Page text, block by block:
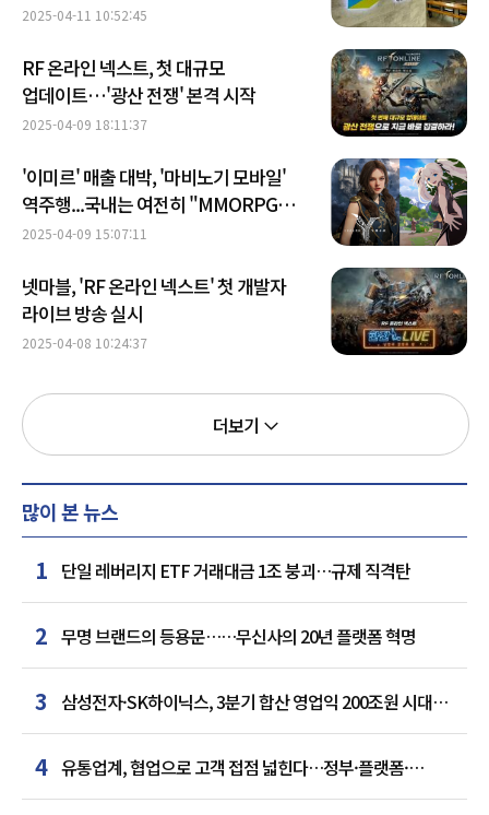
2025-04-11 10:52:45
RF 온라인 넥스트, 첫 대규모
업데이트…'광산 전쟁' 본격 시작
2025-04-09 18:11:37
'이미르' 매출 대박, '마비노기 모바일'
역주행...국내는 여전히 "MMORPG
전성기"
2025-04-09 15:07:11
넷마블, 'RF 온라인 넥스트' 첫 개발자
라이브 방송 실시
2025-04-08 10:24:37
더보기
많이 본 뉴스
1 단일 레버리지 ETF 거래대금 1조 붕괴…규제 직격탄
2 무명 브랜드의 등용문……무신사의 20년 플랫폼 혁명
3
삼성전자·SK하이닉스, 3분기 합산 영업익 200조원 시대
여나…中 추격은 부담
4 유통업계, 협업으로 고객 접점 넓힌다…정부·플랫폼·
인플루언서와 맞손